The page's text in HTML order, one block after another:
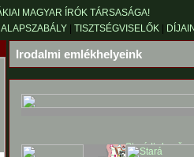
ALAPSZABÁLY TISZTSÉGVISELŐK
Irodalmi emlékhelyeink